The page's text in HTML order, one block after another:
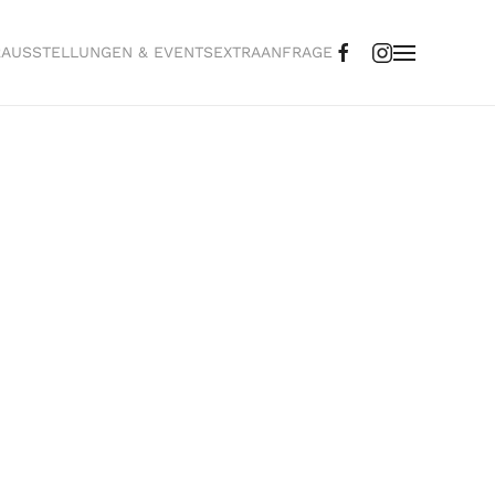
AUSSTELLUNGEN & EVENTSEXTRAANFRAGE